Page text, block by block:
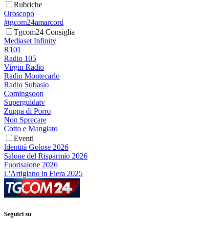
Rubriche
Oroscopo
#tgcom24amarcord
Tgcom24 Consiglia
Mediaset Infinity
R101
Radio 105
Virgin Radio
Radio Montecarlo
Radio Subasio
Comingsoon
Superguidatv
Zuppa di Porro
Non Sprecare
Cotto e Mangiato
Eventi
Identità Golose 2026
Salone del Risparmio 2026
Fuorisalone 2026
L'Artigiano in Fiera 2025
Seguici su